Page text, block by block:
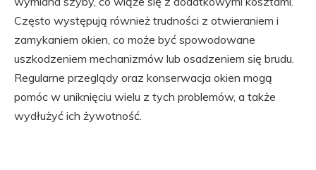
Często występują również trudności z otwieraniem i
zamykaniem okien, co może być spowodowane
uszkodzeniem mechanizmów lub osadzeniem się brudu.
Regularne przeglądy oraz konserwacja okien mogą
pomóc w uniknięciu wielu z tych problemów, a także
wydłużyć ich żywotność.